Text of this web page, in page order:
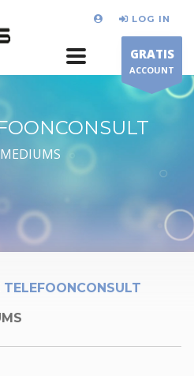
LOG IN
GRATIS
ACCOUNT
TELEFOONCONSULT